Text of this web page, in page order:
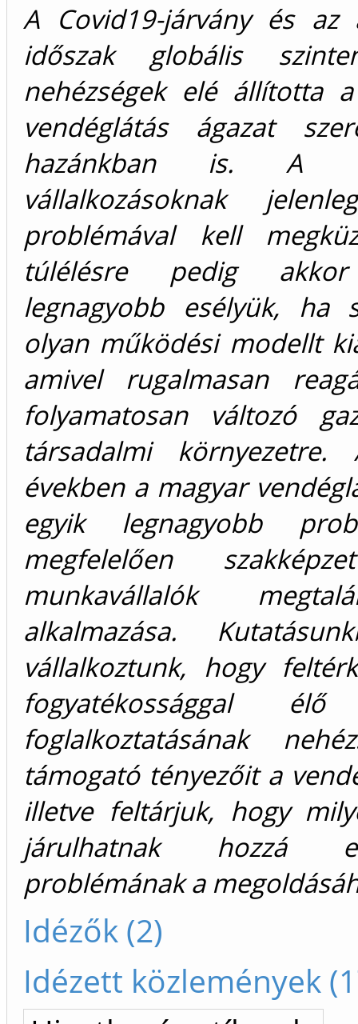
A Covid19-járvány és az
időszak globális
nehézségek elé állította
vendéglátás ágazat
hazánkban is. A
vállalkozásoknak
problémával kell
túlélésre pedig
legnagyobb esélyük, ha
olyan működési modellt
amivel rugalmasan
folyamatosan változó
társadalmi
években a magyar
egyik legnagyobb
megfelelően
munkavállalók
alkalmazása.
vállalkoztunk, hogy
fogyatékossággal élő
foglalkoztatásának
támogató tényezőit a
illetve feltárjuk, hogy
járulhatnak hozzá
problémának a
Idézők (2)
Idézett közlemények